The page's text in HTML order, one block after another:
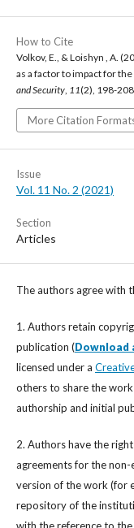
How to Cite
Volkov, E., & Loishyn , A.
as a factor to impact for
and Security, 11(2), 198-
More Citation
Issue
Vol. 11 No. 2 (2021)
Section
Articles
The authors agree with
1. Authors retain
publication (Download
licensed under a
others to share the
authorship and initial
2. Authors have the
agreements for the non-
version of the work (for
repository of the